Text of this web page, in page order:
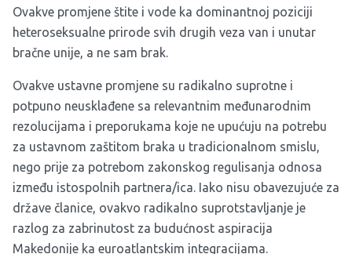
Ovakve promjene štite i vode ka dominantnoj poziciji
heteroseksualne prirode svih drugih veza van i unutar
bračne unije, a ne sam brak.
Ovakve ustavne promjene su radikalno suprotne i
potpuno neusklađene sa relevantnim međunarodnim
rezolucijama i preporukama koje ne upućuju na potrebu
za ustavnom zaštitom braka u tradicionalnom smislu,
nego prije za potrebom zakonskog regulisanja odnosa
između istospolnih partnera/ica. Iako nisu obavezujuće za
države članice, ovakvo radikalno suprotstavljanje je
razlog za zabrinutost za budućnost aspiracija
Makedonije ka euroatlantskim integracijama.